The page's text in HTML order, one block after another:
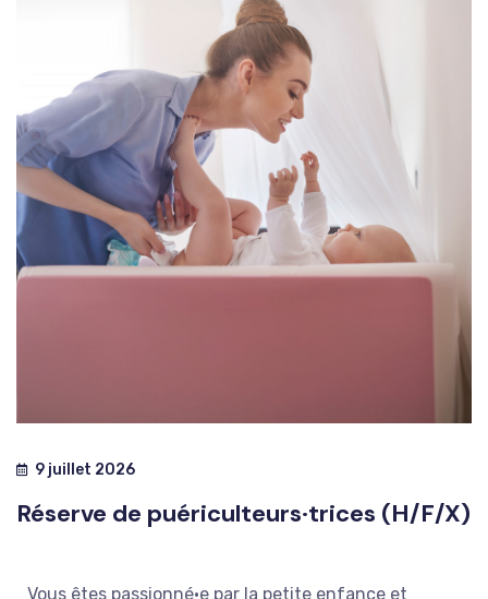
9 juillet 2026
Réserve de puériculteurs·trices (H/F/X)
Vous êtes passionné·e par la petite enfance et